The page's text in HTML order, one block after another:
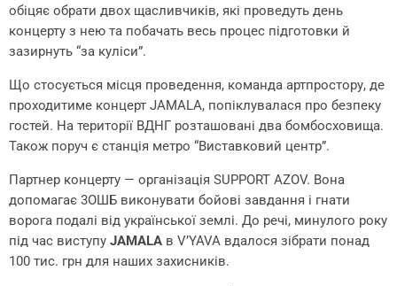
обіцяє обрати двох щасливчиків, які проведуть день
концерту з нею та побачать весь процес підготовки й
зазирнуть “за куліси”.
Що стосується місця проведення, команда артпростору, де
проходитиме концерт JAMALA, попіклувалася про безпеку
гостей. На території ВДНГ розташовані два бомбосховища.
Також поруч є станція метро “Виставковий центр”.
Партнер концерту — організація SUPPORT AZOV. Вона
допомагає 3ОШБ виконувати бойові завдання і гнати
ворога подалі від української землі. До речі, минулого року
під час виступу JAMALA в V’YAVA вдалося зібрати понад
100 тис. грн для наших захисників.